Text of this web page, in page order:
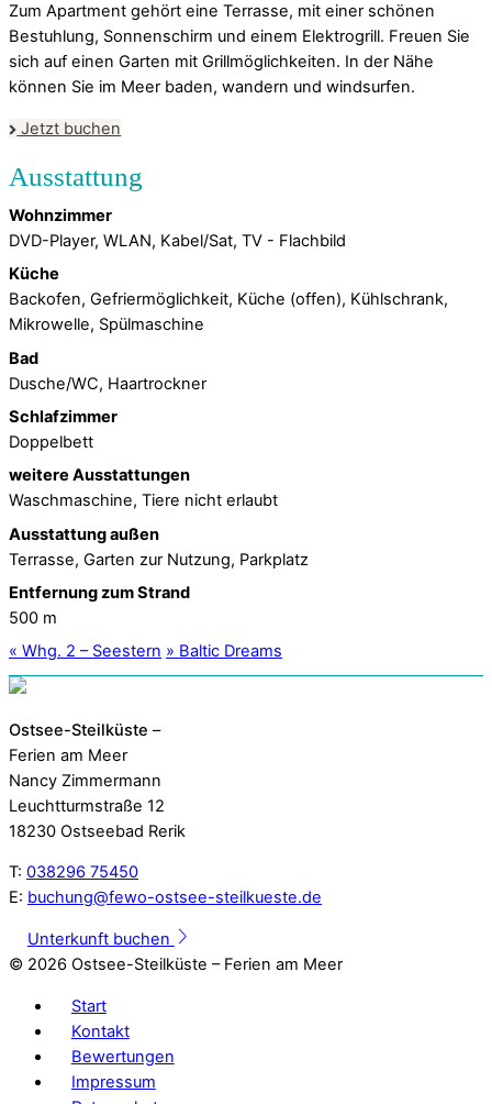
Zum Apartment gehört eine Terrasse, mit einer schönen
Bestuhlung, Sonnenschirm und einem Elektrogrill. Freuen Sie
sich auf einen Garten mit Grillmöglichkeiten. In der Nähe
können Sie im Meer baden, wandern und windsurfen.
Jetzt buchen
Wohnzimmer
DVD-Player, WLAN, Kabel/Sat, TV - Flachbild
Küche
Backofen, Gefriermöglichkeit, Küche (offen), Kühlschrank,
Mikrowelle, Spülmaschine
Bad
Dusche/WC, Haartrockner
Schlafzimmer
Doppelbett
weitere Ausstattungen
Waschmaschine, Tiere nicht erlaubt
Ausstattung außen
Terrasse, Garten zur Nutzung, Parkplatz
Entfernung zum Strand
500 m
« Whg. 2 – Seestern » Baltic Dreams
Ostsee-Steilküste –
Ferien am Meer
Nancy Zimmermann
Leuchtturmstraße 12
18230 Ostseebad Rerik
T: 038296 75450
E: buchung@fewo-ostsee-steilkueste.de
Unterkunft buchen
© 2026 Ostsee-Steilküste – Ferien am Meer
Start
Kontakt
Bewertungen
Impressum